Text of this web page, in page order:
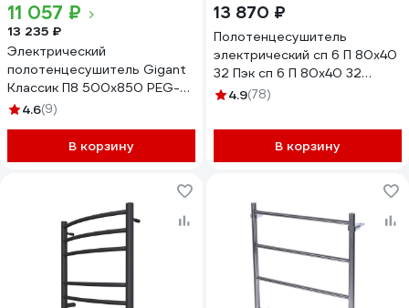
11 057 ₽
13 235 ₽
Электрический
полотенцесушитель Gigant
Классик П8 500x850 PEG-
10-00
4.6(9)
В корзину
13 870 ₽
Полотенцесушитель
электрический сп 6 П 80х40
32 Пэк сп 6 П 80х40 32
Тругор 00267363 00-
4.9(78)
В корзину